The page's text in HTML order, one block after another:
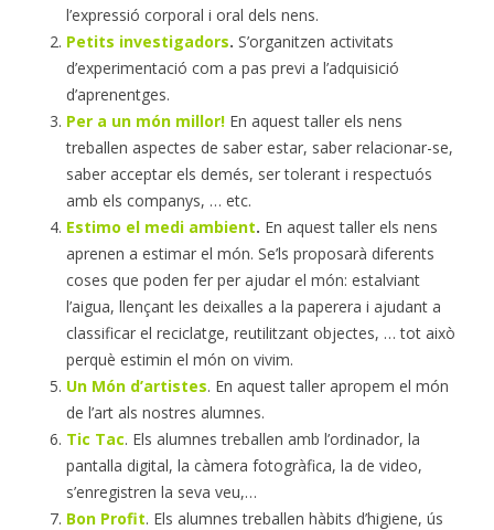
l’expressió corporal i oral dels nens.
Petits investigadors. S’organitzen activitats
d’experimentació com a pas previ a l’adquisició
d’aprenentges.
Per a un món millor! En aquest taller els nens
treballen aspectes de saber estar, saber relacionar-se,
saber acceptar els demés, ser tolerant i respectuós
amb els companys, … etc.
Estimo el medi ambient. En aquest taller els nens
aprenen a estimar el món. Se’ls proposarà diferents
coses que poden fer per ajudar el món: estalviant
l’aigua, llençant les deixalles a la paperera i ajudant a
classificar el reciclatge, reutilitzant objectes, … tot això
perquè estimin el món on vivim.
Un Món d’artistes. En aquest taller apropem el món
de l’art als nostres alumnes.
Tic Tac. Els alumnes treballen amb l’ordinador, la
pantalla digital, la càmera fotogràfica, la de video,
s’enregistren la seva veu,…
Bon Profit. Els alumnes treballen hàbits d’higiene, ús